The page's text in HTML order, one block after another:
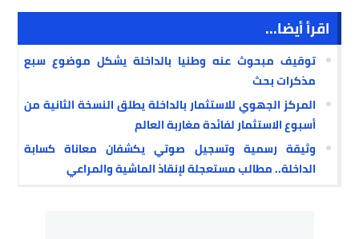
اقرأ أيضا...
توقيف مبحوث عنه وطنيا بالداخلة يشكل موضوع سبع
مذكرات بحث
المركز الجهوي للاستثمار بالداخلة يطلق النسخة الثانية من
أسبوع الاستثمار لفائدة مغاربة العالم
وثيقة رسمية وتسجيل صوتي يكشفان معاناة كسابة
الداخلة.. مطالب مستعجلة لإنقاذ الماشية والمراعي